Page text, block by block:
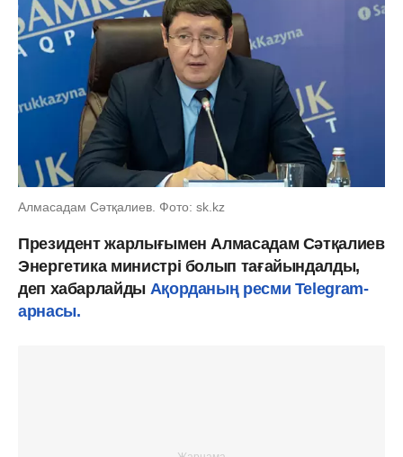
Алмасадам Сәтқалиев. Фото: sk.kz
Президент жарлығымен Алмасадам Сәтқалиев
Энергетика министрі болып тағайындалды,
деп хабарлайды Ақорданың ресми Telegram-
арнасы.